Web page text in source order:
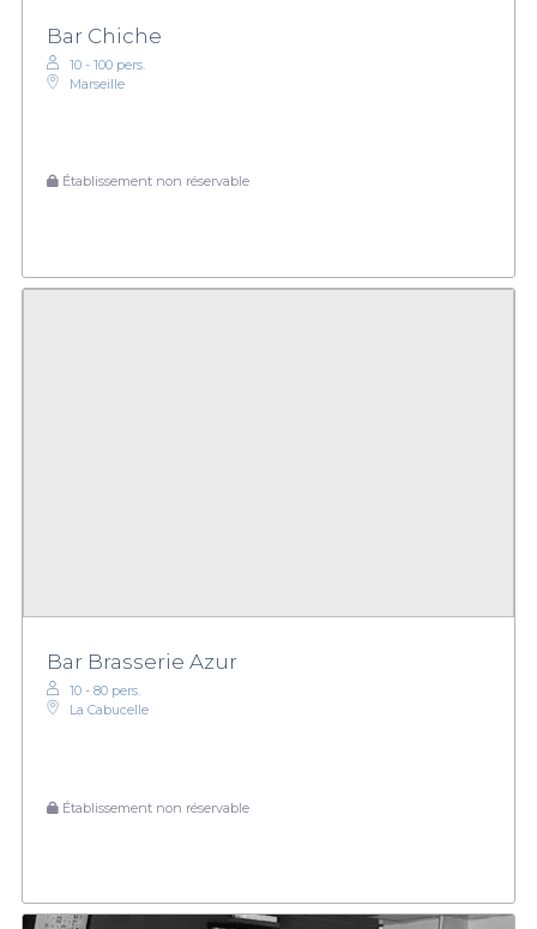
Bar Chiche
10 - 100 pers.
Marseille
Établissement non réservable
Bar Brasserie Azur
10 - 80 pers.
La Cabucelle
Établissement non réservable